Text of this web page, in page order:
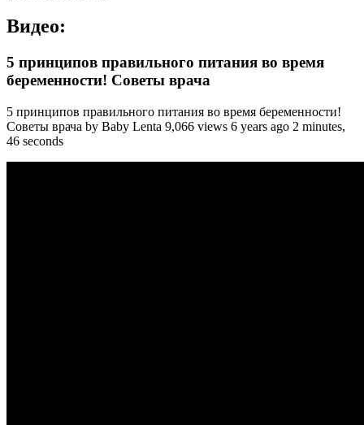
Видео:
5 принципов правильного питания во время
беременности! Советы врача
5 принципов правильного питания во время беременности!
Советы врача by Baby Lenta 9,066 views 6 years ago 2 minutes,
46 seconds